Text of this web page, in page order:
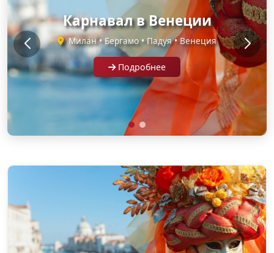
Карнавал в Венеции
Милан • Бергамо • Падуя • Венеция
Подробнее
Карнавалы в Венеции и
Вероне
Верона • Венеция • Падуя
Подробнее